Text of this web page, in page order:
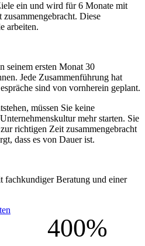
ein und wird für 6 Monate mit
Diese
arbeiten.
seinem ersten Monat 30
Jede Zusammenführung hat
sind von vornherein geplant.
müssen Sie keine
mehr starten. Sie
richtigen Zeit zusammengebracht
dass es von Dauer ist.
fachkundiger Beratung und einer
400%